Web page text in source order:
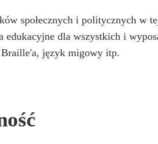
społecznych i politycznych w
dla wszystkich i
Braille'a, język migowy itp.